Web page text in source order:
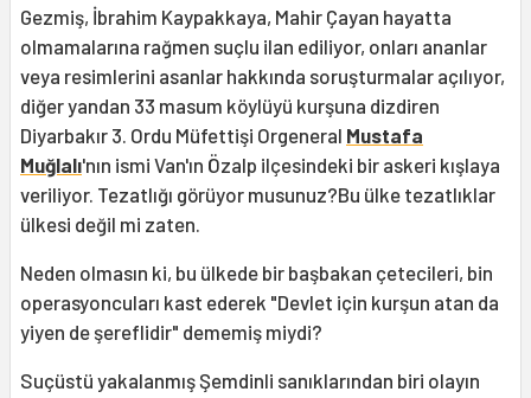
Gezmiş, İbrahim Kaypakkaya, Mahir Çayan hayatta
olmamalarına rağmen suçlu ilan ediliyor, onları ananlar
veya resimlerini asanlar hakkında soruşturmalar açılıyor,
diğer yandan 33 masum köylüyü kurşuna dizdiren
Diyarbakır 3. Ordu Müfettişi Orgeneral Mustafa
Muğlalı'nın ismi Van'ın Özalp ilçesindeki bir askeri kışlaya
veriliyor. Tezatlığı görüyor musunuz?Bu ülke tezatlıklar
ülkesi değil mi zaten.
Neden olmasın ki, bu ülkede bir başbakan çetecileri, bin
operasyoncuları kast ederek "Devlet için kurşun atan da
yiyen de şereflidir" dememiş miydi?
Suçüstü yakalanmış Şemdinli sanıklarından biri olayın